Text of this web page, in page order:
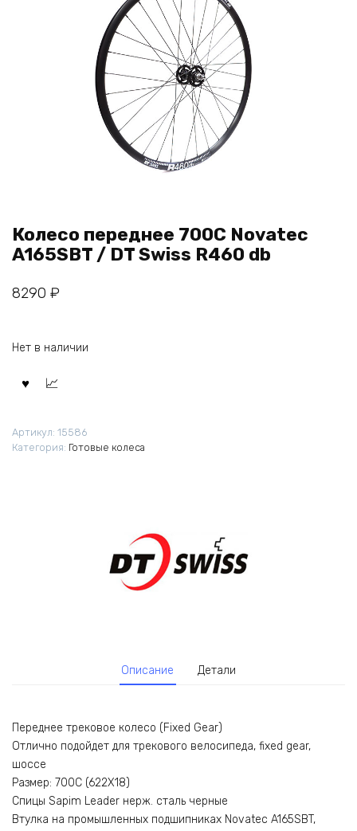
Колесо переднее 700С Novatec
A165SBT / DT Swiss R460 db
8290 ₽
Нет в наличии
Артикул: 15586
Категория: Готовые колеса
Описание Детали
Переднее трековое колесо (Fixed Gear)
Отлично подойдет для трекового велосипеда, fixed gear,
шоссе
Размер: 700С (622X18)
Спицы Sapim Leader нерж. сталь черные
Втулка на промышленных подшипниках Novatec A165SBT,